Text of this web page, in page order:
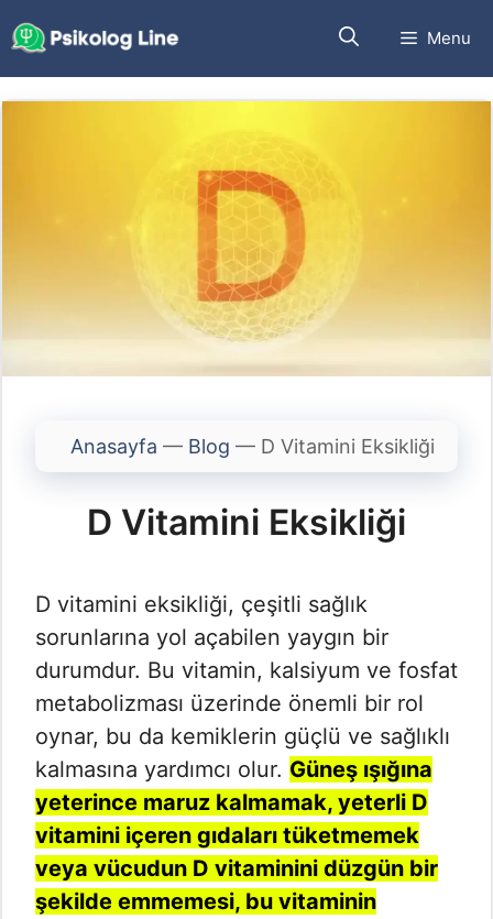
İçeriğe
atla
Menu
Anasayfa — Blog — D Vitamini Eksikliği
D Vitamini Eksikliği
D vitamini eksikliği, çeşitli sağlık
sorunlarına yol açabilen yaygın bir
durumdur. Bu vitamin, kalsiyum ve fosfat
metabolizması üzerinde önemli bir rol
oynar, bu da kemiklerin güçlü ve sağlıklı
kalmasına yardımcı olur. Güneş ışığına
yeterince maruz kalmamak, yeterli D
vitamini içeren gıdaları tüketmemek
veya vücudun D vitaminini düzgün bir
şekilde emmemesi, bu vitaminin